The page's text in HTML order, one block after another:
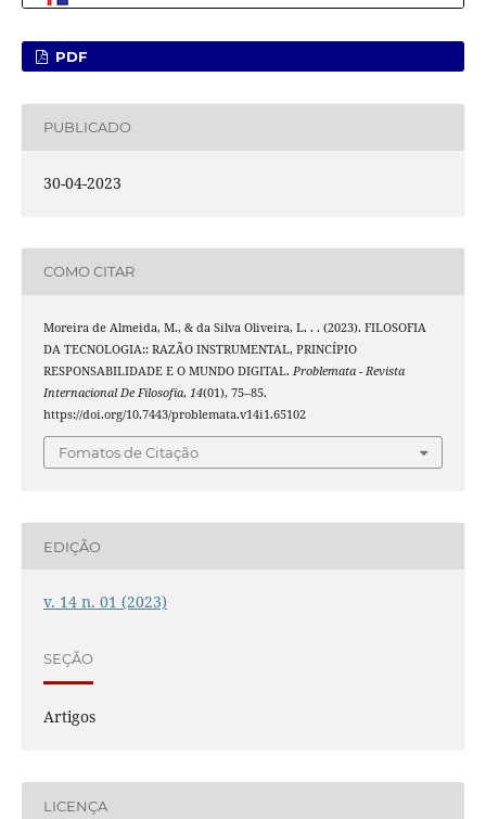
PDF
PUBLICADO
30-04-2023
COMO CITAR
Moreira de Almeida, M., & da Silva Oliveira, L. . . (2023). FILOSOFIA
DA TECNOLOGIA:: RAZÃO INSTRUMENTAL, PRINCÍPIO
RESPONSABILIDADE E O MUNDO DIGITAL. Problemata - Revista
Internacional De Filosofia, 14(01), 75–85.
https://doi.org/10.7443/problemata.v14i1.65102
Fomatos de Citação
EDIÇÃO
v. 14 n. 01 (2023)
SEÇÃO
Artigos
LICENÇA